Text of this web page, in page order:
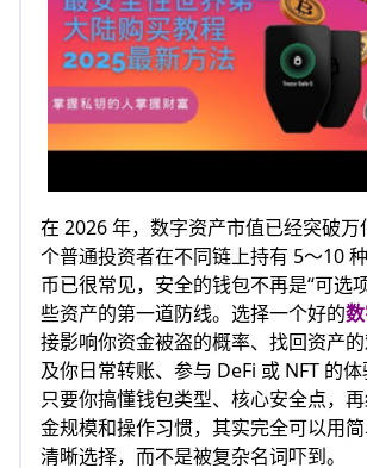
在 2026 年，数字资产市值已经突破
个普通投资者在不同链上持有 5～10
币已很常见，安全的钱包不再是“可选
些资产的第一道防线。选择一个好的
接影响你资金被盗的概率、找回资产
及你日常转账、参与 DeFi 或 NFT 的体
只要你搞懂钱包类型、核心安全点，
金规模和操作习惯，其实完全可以用
清晰选择，而不是被复杂名词吓到。